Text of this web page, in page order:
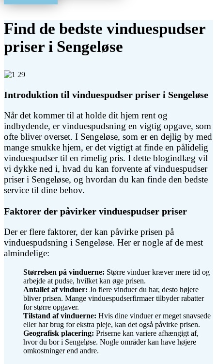
Find de bedste vinduespudser
priser i Sengeløse
Introduktion til vinduespudser priser i Sengeløse
Når det kommer til at holde dit hjem rent og
indbydende, er vinduespudsning en vigtig opgave, som
ofte bliver overset. I Sengeløse, som er en dejlig by med
mange smukke hjem, er det vigtigt at finde en pålidelig
vinduespudser til en rimelig pris. I dette blogindlæg vil
vi dykke ned i, hvad du kan forvente af vinduespudser
priser i Sengeløse, og hvordan du kan finde den bedste
service til dine behov.
Faktorer der påvirker vinduespudser priser
Der er flere faktorer, der kan påvirke prisen på
vinduespudsning i Sengeløse. Her er nogle af de mest
almindelige:
Størrelsen på vinduerne: Større vinduer kræver mere tid og
arbejde at pudse, hvilket kan øge prisen.
Antallet af vinduer: Jo flere vinduer du har, desto højere
bliver prisen. Mange vinduespudserfirmaer tilbyder rabatter
for større opgaver.
Tilstand af vinduerne: Hvis dine vinduer er meget snavsede
eller har brug for ekstra pleje, kan det også påvirke prisen.
Geografisk placering: Priserne kan variere afhængigt af,
hvor du bor i Sengeløse. Nogle områder kan have højere
omkostninger end andre.